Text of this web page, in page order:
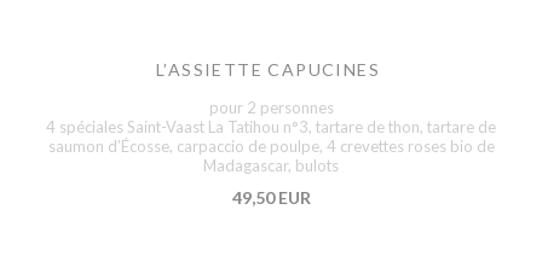
L’ASSIETTE CAPUCINES
pour 2 personnes
4 spéciales Saint-Vaast La Tatihou n°3, tartare de thon, tartare de
saumon d’Écosse, carpaccio de poulpe, 4 crevettes roses bio de
Madagascar, bulots
49,50 EUR